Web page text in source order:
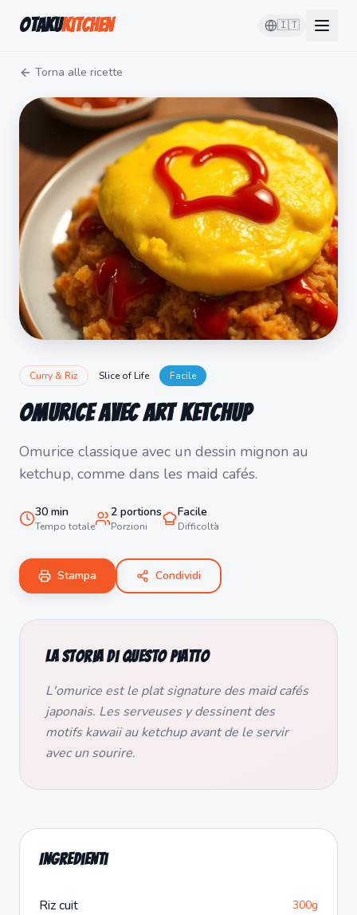
OtakuKitchen 🇮🇹
Torna alle ricette
Curry & Riz Slice of Life Facile
Omurice avec Art Ketchup
Omurice classique avec un dessin mignon au
ketchup, comme dans les maid cafés.
30 min
Tempo totale
2 portions
Porzioni
Facile
Difficoltà
Stampa Condividi
La storia di questo piatto
L'omurice est le plat signature des maid cafés
japonais. Les serveuses y dessinent des
motifs kawaii au ketchup avant de le servir
avec un sourire.
Ingredienti
Riz cuit 300g